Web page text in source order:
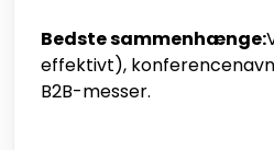
Bedste sammenhænge:
effektivt),
B2B-messer.